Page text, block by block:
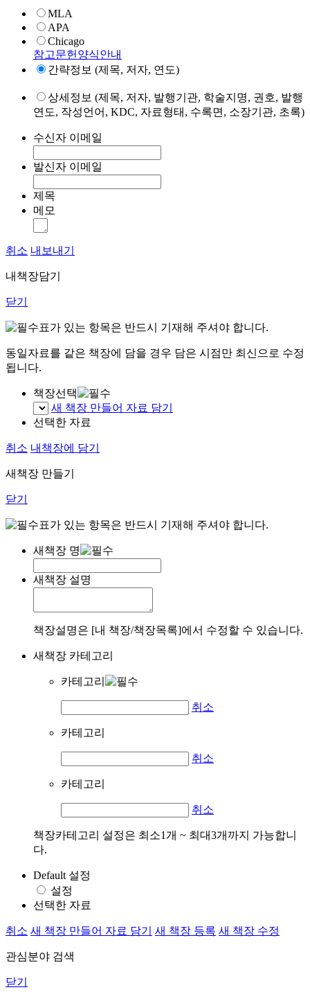
MLA
APA
Chicago
참고문헌양식안내
간략정보 (제목, 저자, 연도)
상세정보 (제목, 저자, 발행기관, 학술지명, 권호, 발행
연도, 작성언어, KDC, 자료형태, 수록면, 소장기관, 초록)
수신자 이메일
발신자 이메일
제목
메모
취소 내보내기
내책장담기
닫기
표가 있는 항목은 반드시 기재해 주셔야 합니다.
동일자료를 같은 책장에 담을 경우 담은 시점만 최신으로 수정
됩니다.
책장선택
새 책장 만들어 자료 담기
선택한 자료
취소 내책장에 담기
새책장 만들기
닫기
표가 있는 항목은 반드시 기재해 주셔야 합니다.
새책장 명
새책장 설명
책장설명은 [내 책장/책장목록]에서 수정할 수 있습니다.
새책장 카테고리
카테고리
취소
카테고리
취소
카테고리
취소
책장카테고리 설정은 최소1개 ~ 최대3개까지 가능합니
다.
Default 설정
설정
선택한 자료
취소 새 책장 만들어 자료 담기 새 책장 등록 새 책장 수정
관심분야 검색
닫기